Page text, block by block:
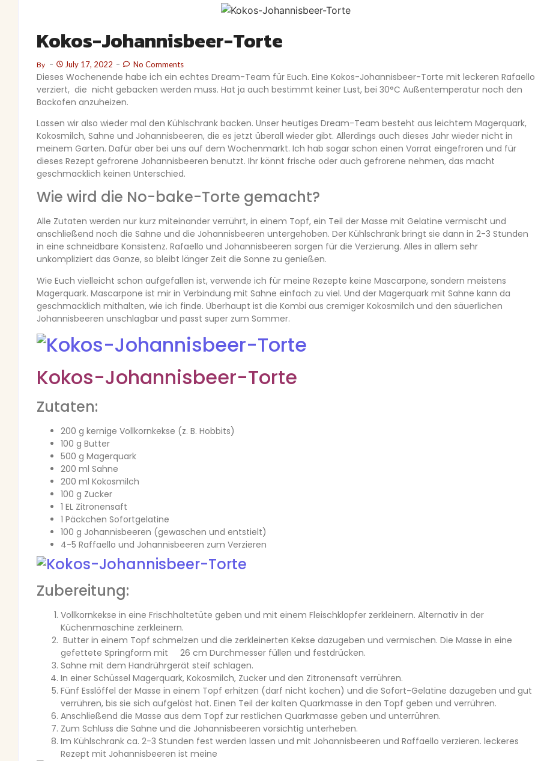
Kokos-Johannisbeer-Torte
By July 17, 2022 No Comments
Dieses Wochenende habe ich ein echtes Dream-Team für Euch. Eine Kokos-Johannisbeer-Torte mit leckeren Rafaello
verziert, die nicht gebacken werden muss. Hat ja auch bestimmt keiner Lust, bei 30°C Außentemperatur noch den
Backofen anzuheizen.
Lassen wir also wieder mal den Kühlschrank backen. Unser heutiges Dream-Team besteht aus leichtem Magerquark,
Kokosmilch, Sahne und Johannisbeeren, die es jetzt überall wieder gibt. Allerdings auch dieses Jahr wieder nicht in
meinem Garten. Dafür aber bei uns auf dem Wochenmarkt. Ich hab sogar schon einen Vorrat eingefroren und für
dieses Rezept gefrorene Johannisbeeren benutzt. Ihr könnt frische oder auch gefrorene nehmen, das macht
geschmacklich keinen Unterschied.
Wie wird die No-bake-Torte gemacht?
Alle Zutaten werden nur kurz miteinander verrührt, in einem Topf, ein Teil der Masse mit Gelatine vermischt und
anschließend noch die Sahne und die Johannisbeeren untergehoben. Der Kühlschrank bringt sie dann in 2-3 Stunden
in eine schneidbare Konsistenz. Rafaello und Johannisbeeren sorgen für die Verzierung. Alles in allem sehr
unkompliziert das Ganze, so bleibt länger Zeit die Sonne zu genießen.
Wie Euch vielleicht schon aufgefallen ist, verwende ich für meine Rezepte keine Mascarpone, sondern meistens
Magerquark. Mascarpone ist mir in Verbindung mit Sahne einfach zu viel. Und der Magerquark mit Sahne kann da
geschmacklich mithalten, wie ich finde. Überhaupt ist die Kombi aus cremiger Kokosmilch und den säuerlichen
Johannisbeeren unschlagbar und passt super zum Sommer.
Kokos-Johannisbeer-Torte
Zutaten:
200 g kernige Vollkornkekse (z. B. Hobbits)
100 g Butter
500 g Magerquark
200 ml Sahne
200 ml Kokosmilch
100 g Zucker
1 EL Zitronensaft
1 Päckchen Sofortgelatine
100 g Johannisbeeren (gewaschen und entstielt)
4-5 Raffaello und Johannisbeeren zum Verzieren
Zubereitung:
Vollkornkekse in eine Frischhaltetüte geben und mit einem Fleischklopfer zerkleinern. Alternativ in der
Küchenmaschine zerkleinern.
Butter in einem Topf schmelzen und die zerkleinerten Kekse dazugeben und vermischen. Die Masse in eine
gefettete Springform mit 26 cm Durchmesser füllen und festdrücken.
Sahne mit dem Handrührgerät steif schlagen.
In einer Schüssel Magerquark, Kokosmilch, Zucker und den Zitronensaft verrühren.
Fünf Esslöffel der Masse in einem Topf erhitzen (darf nicht kochen) und die Sofort-Gelatine dazugeben und gut
verrühren, bis sie sich aufgelöst hat. Einen Teil der kalten Quarkmasse in den Topf geben und verrühren.
Anschließend die Masse aus dem Topf zur restlichen Quarkmasse geben und unterrühren.
Zum Schluss die Sahne und die Johannisbeeren vorsichtig unterheben.
Im Kühlschrank ca. 2-3 Stunden fest werden lassen und mit Johannisbeeren und Raffaello verzieren. leckeres
Rezept mit Johannisbeeren ist meine